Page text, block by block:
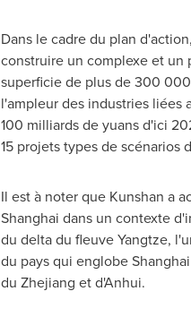
Dans le cadre du plan
construire un complexe et un
superficie de plus de 300
l'ampleur des industries liées
100 milliards de yuans d'ici
15 projets types de scénarios
Il est à noter que Kunshan a
Shanghai dans un contexte
du delta du fleuve Yangtze,
du pays qui englobeShanghai
du Zhejiang et d'Anhui.